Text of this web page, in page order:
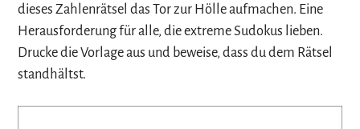
dieses Zahlenrätsel das Tor zur Hölle aufmachen. Eine
Herausforderung für alle, die extreme Sudokus lieben.
Drucke die Vorlage aus und beweise, dass du dem Rätsel
standhältst.